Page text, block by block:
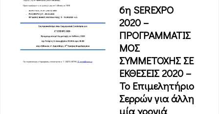
6η SEREXPO
2020 –
ΠΡΟΓΡΑΜΜΑΤΙΣ
ΜΟΣ
ΣΥΜΜΕΤΟΧΗΣ ΣΕ
ΕΚΘΕΣΕΙΣ 2020 –
Το Επιμελητήριο
Σερρών για άλλη
μία χρονιά